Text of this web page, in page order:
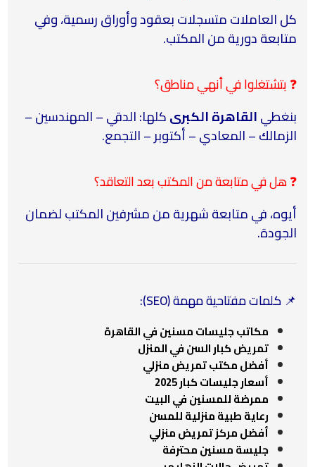
كل العاملات متسجلات بعقود وأوراق رسمية، وفي
متابعة دورية من المكتب.
❓ بتشتغلوا في أنهي مناطق؟
بنغطيالقاهرة الكبرىكلها: الدقي – المهندسين –
الزمالك – المعادي – أكتوبر – التجمع.
❓ هل في متابعة من المكتب بعد التعاقد؟
أيوه، في متابعة شهرية من مشرفين المكتب لضمان
الجودة.
📌كلمات مفتاحية مهمة (SEO):
مكاتب جليسات مسنين في القاهرة
تمريض كبار السن في المنزل
أفضل مكتب تمريض منزلي
أسعار جليسات كبار 2025
ممرضة للمسنين في البيت
رعاية طبية منزلية للمسن
أفضل مركز تمريض منزلي
جليسة مسنين محترفة